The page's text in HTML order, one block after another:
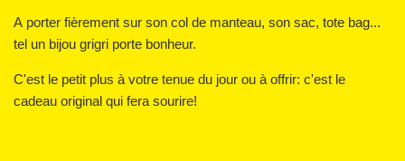
A porter fièrement sur son col de manteau, son sac, tote bag...
tel un bijou grigri porte bonheur.
C'est le petit plus à votre tenue du jour ou à offrir: c'est le
cadeau original qui fera sourire!